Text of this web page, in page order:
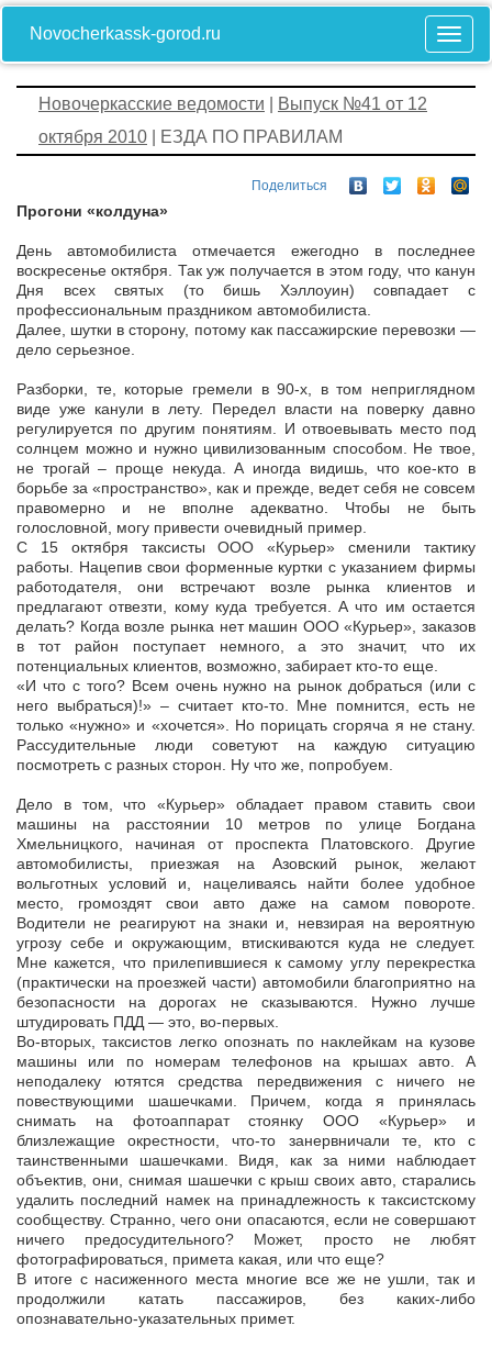
Novocherkassk-gorod.ru
Новочеркасские ведомости
Выпуск №41 от 12
октября 2010 | ЕЗДА ПО ПРАВИЛАМ
Поделиться
Прогони «колдуна»
День автомобилиста отмечается ежегодно в последнее
воскресенье октября. Так уж получается в этом году, что канун
Дня всех святых (то бишь Хэллоуин) совпадает с
профессиональным праздником автомобилиста.
Далее, шутки в сторону, потому как пассажирские перевозки —
дело серьезное.
Разборки, те, которые гремели в 90-х, в том неприглядном
виде уже канули в лету. Передел власти на поверку давно
регулируется по другим понятиям. И отвоевывать место под
солнцем можно и нужно цивилизованным способом. Не твое,
не трогай – проще некуда. А иногда видишь, что кое-кто в
борьбе за «пространство», как и прежде, ведет себя не совсем
правомерно и не вполне адекватно. Чтобы не быть
голословной, могу привести очевидный пример.
С 15 октября таксисты ООО «Курьер» сменили тактику
работы. Нацепив свои форменные куртки с указанием фирмы
работодателя, они встречают возле рынка клиентов и
предлагают отвезти, кому куда требуется. А что им остается
делать? Когда возле рынка нет машин ООО «Курьер», заказов
в тот район поступает немного, а это значит, что их
потенциальных клиентов, возможно, забирает кто-то еще.
«И что с того? Всем очень нужно на рынок добраться (или с
него выбраться)!» – считает кто-то. Мне помнится, есть не
только «нужно» и «хочется». Но порицать сгоряча я не стану.
Рассудительные люди советуют на каждую ситуацию
посмотреть с разных сторон. Ну что же, попробуем.
Дело в том, что «Курьер» обладает правом ставить свои
машины на расстоянии 10 метров по улице Богдана
Хмельницкого, начиная от проспекта Платовского. Другие
автомобилисты, приезжая на Азовский рынок, желают
вольготных условий и, нацеливаясь найти более удобное
место, громоздят свои авто даже на самом повороте.
Водители не реагируют на знаки и, невзирая на вероятную
угрозу себе и окружающим, втискиваются куда не следует.
Мне кажется, что прилепившиеся к самому углу перекрестка
(практически на проезжей части) автомобили благоприятно на
безопасности на дорогах не сказываются. Нужно лучше
штудировать ПДД — это, во-первых.
Во-вторых, таксистов легко опознать по наклейкам на кузове
машины или по номерам телефонов на крышах авто. А
неподалеку ютятся средства передвижения с ничего не
повествующими шашечками. Причем, когда я принялась
снимать на фотоаппарат стоянку ООО «Курьер» и
близлежащие окрестности, что-то занервничали те, кто с
таинственными шашечками. Видя, как за ними наблюдает
объектив, они, снимая шашечки с крыш своих авто, старались
удалить последний намек на принадлежность к таксистскому
сообществу. Странно, чего они опасаются, если не совершают
ничего предосудительного? Может, просто не любят
фотографироваться, примета какая, или что еще?
В итоге с насиженного места многие все же не ушли, так и
продолжили катать пассажиров, без каких-либо
опознавательно-указательных примет.